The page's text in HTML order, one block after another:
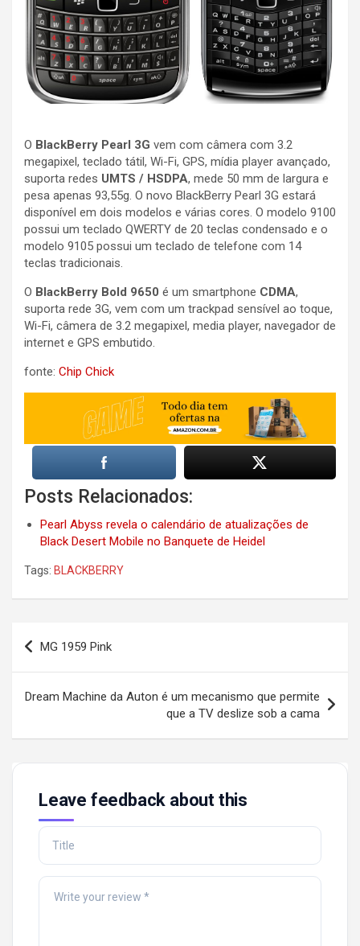
O BlackBerry Pearl 3G vem com câmera com 3.2
megapixel, teclado tátil, Wi-Fi, GPS, mídia player avançado,
suporta redes UMTS / HSDPA, mede 50 mm de largura e
pesa apenas 93,55g. O novo BlackBerry Pearl 3G estará
disponível em dois modelos e várias cores. O modelo 9100
possui um teclado QWERTY de 20 teclas condensado e o
modelo 9105 possui um teclado de telefone com 14
teclas tradicionais.
O BlackBerry Bold 9650 é um smartphone CDMA,
suporta rede 3G, vem com um trackpad sensível ao toque,
Wi-Fi, câmera de 3.2 megapixel, media player, navegador de
internet e GPS embutido.
fonte: Chip Chick
Posts Relacionados:
Pearl Abyss revela o calendário de atualizações de
Black Desert Mobile no Banquete de Heidel
Tags: BLACKBERRY
Post
navigation
MG 1959 Pink
Dream Machine da Auton é um mecanismo que permite
que a TV deslize sob a cama
Leave feedback about this